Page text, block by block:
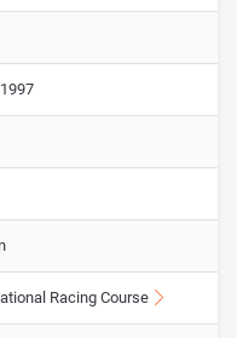
Racing Course